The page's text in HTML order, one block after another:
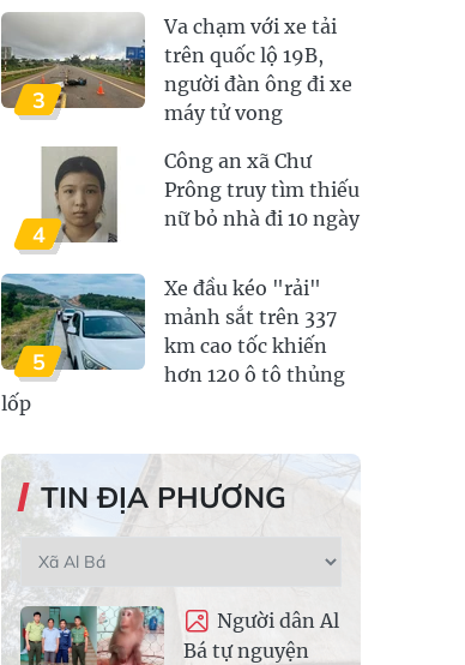
3
Va chạm với xe tải
trên quốc lộ 19B,
người đàn ông đi xe
máy tử vong
4
Công an xã Chư
Prông truy tìm thiếu
nữ bỏ nhà đi 10 ngày
5
Xe đầu kéo "rải"
mảnh sắt trên 337
km cao tốc khiến
hơn 120 ô tô thủng
lốp
TIN ĐỊA PHƯƠNG
Người dân Al
Bá tự nguyện